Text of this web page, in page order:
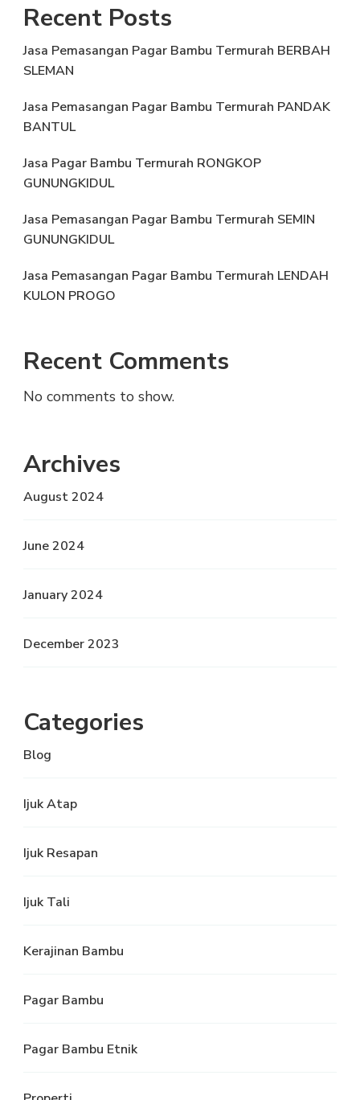
Recent Posts
Jasa Pemasangan Pagar Bambu Termurah BERBAH
SLEMAN
Jasa Pemasangan Pagar Bambu Termurah PANDAK
BANTUL
Jasa Pagar Bambu Termurah RONGKOP
GUNUNGKIDUL
Jasa Pemasangan Pagar Bambu Termurah SEMIN
GUNUNGKIDUL
Jasa Pemasangan Pagar Bambu Termurah LENDAH
KULON PROGO
Recent Comments
No comments to show.
Archives
August 2024
June 2024
January 2024
December 2023
Categories
Blog
Ijuk Atap
Ijuk Resapan
Ijuk Tali
Kerajinan Bambu
Pagar Bambu
Pagar Bambu Etnik